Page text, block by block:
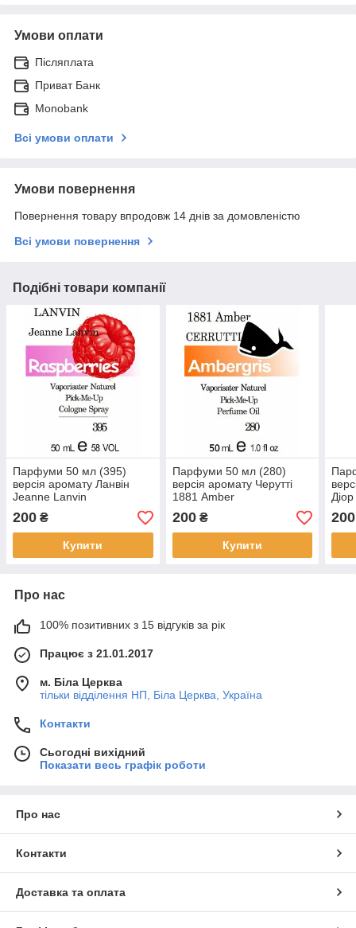
Умови оплати
Післяплата
Приват Банк
Monobank
Всі умови оплати
Умови повернення
Повернення товару впродовж 14 днів за домовленістю
Всі умови повернення
Подібні товари компанії
Парфуми 50 мл (395)
версія аромату Ланвін
Jeanne Lanvin
200 ₴
Купити
Парфуми 50 мл (280)
версія аромату Черутті
1881 Amber
200₴
Купити
200
Про нас
100% позитивних з 15 відгуків за рік
Працює з 21.01.2017
м. Біла Церква
тільки відділення НП, Біла Церква, Україна
Контакти
Сьогодні вихідний
Показати весь графік роботи
Про нас
Контакти
Доставка та оплата